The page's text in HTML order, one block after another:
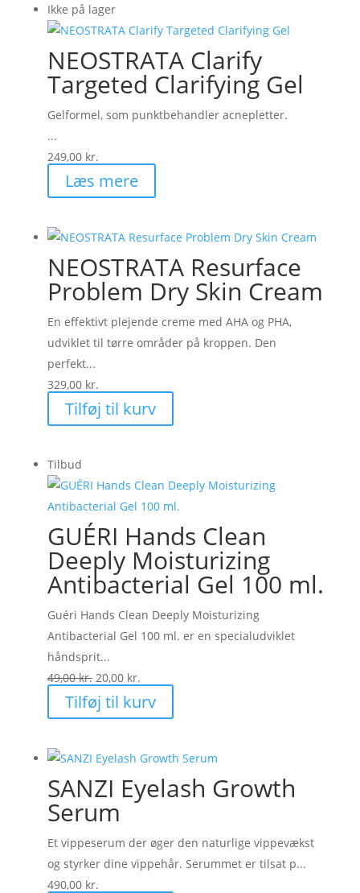
Ikke på lager
NEOSTRATA Clarify
Targeted Clarifying Gel
Gelformel, som punktbehandler acnepletter.
...
249,00 kr.
Læs mere
NEOSTRATA Resurface
Problem Dry Skin Cream
En effektivt plejende creme med AHA og PHA,
udviklet til tørre områder på kroppen. Den
perfekt...
329,00 kr.
Tilføj til kurv
Tilbud
GUÉRI Hands Clean
Deeply Moisturizing
Antibacterial Gel 100 ml.
Guéri Hands Clean Deeply Moisturizing
Antibacterial Gel 100 ml. er en specialudviklet
håndsprit...
49,00kr. Den
oprindelige
pris
49,00 kr..
20,00 kr.Den
aktuelle
pris
20,00 kr..
Tilføj til kurv
SANZI Eyelash Growth
Serum
Et vippeserum der øger den naturlige vippevækst
og styrker dine vippehår. Serummet er tilsat p...
490,00 kr.